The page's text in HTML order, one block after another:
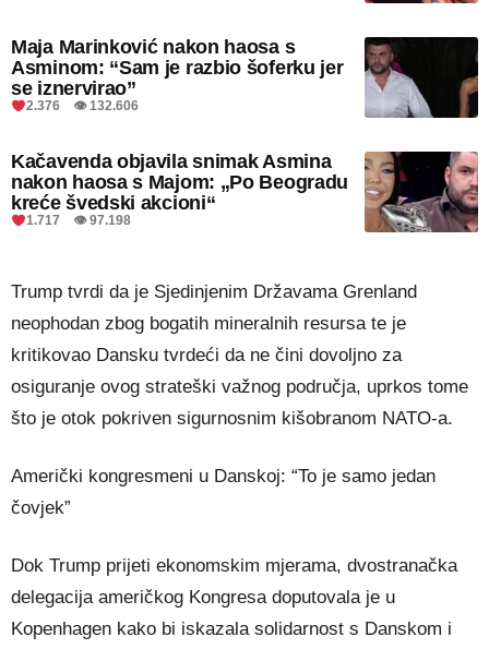
Maja Marinković nakon haosa s
Asminom: “Sam je razbio šoferku jer
se iznervirao”
2.376 👁 132.606
Kačavenda objavila snimak Asmina
nakon haosa s Majom: „Po Beogradu
kreće švedski akcioni“
1.717 👁 97.198
Trump tvrdi da je Sjedinjenim Državama Grenland
neophodan zbog bogatih mineralnih resursa te je
kritikovao Dansku tvrdeći da ne čini dovoljno za
osiguranje ovog strateški važnog područja, uprkos tome
što je otok pokriven sigurnosnim kišobranom NATO-a.
Američki kongresmeni u Danskoj: “To je samo jedan
čovjek”
Dok Trump prijeti ekonomskim mjerama, dvostranačka
delegacija američkog Kongresa doputovala je u
Kopenhagen kako bi iskazala solidarnost s Danskom i